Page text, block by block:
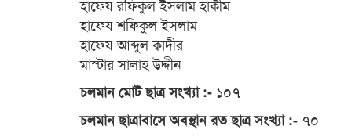
হাফেয রফিকুল ইসলাম হাকীম
হাফেয শফিকুল ইসলাম
হাফেয আব্দুল ক্বাদীর
মাস্টার সালাহ উদ্দীন
চলমান মোট ছাত্র সংখ্যা :- ১০৭
চলমান ছাত্রাবাসে অবস্থান রত ছাত্র সংখ্যা :- ৭০